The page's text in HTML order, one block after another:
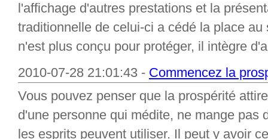
l'affichage d'autres prestations et la
traditionnelle de celui-ci a cédé la place
n'est plus conçu pour protéger, il intègre
2010-07-28 21:01:43 - Commencez la
Vous pouvez penser que la prospérité
d'une personne qui médite, ne mange pas
les esprits peuvent utiliser. Il peut y avoir